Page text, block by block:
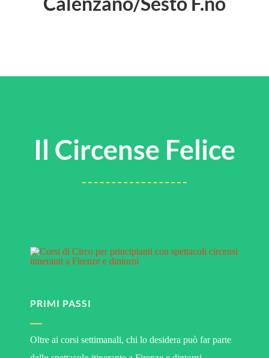
Il Circense Felice
PRIMI PASSI
Oltre ai corsi settimanali, chi lo desidera può far parte